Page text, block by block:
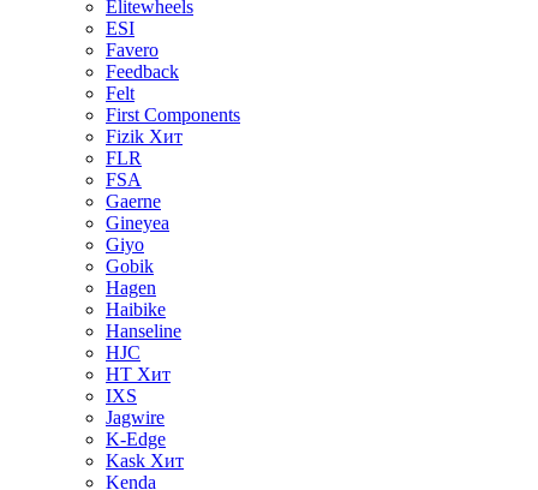
Elitewheels
ESI
Favero
Feedback
Felt
First Components
Fizik Хит
FLR
FSA
Gaerne
Gineyea
Giyo
Gobik
Hagen
Haibike
Hanseline
HJC
HT Хит
IXS
Jagwire
K-Edge
Kask Хит
Kenda